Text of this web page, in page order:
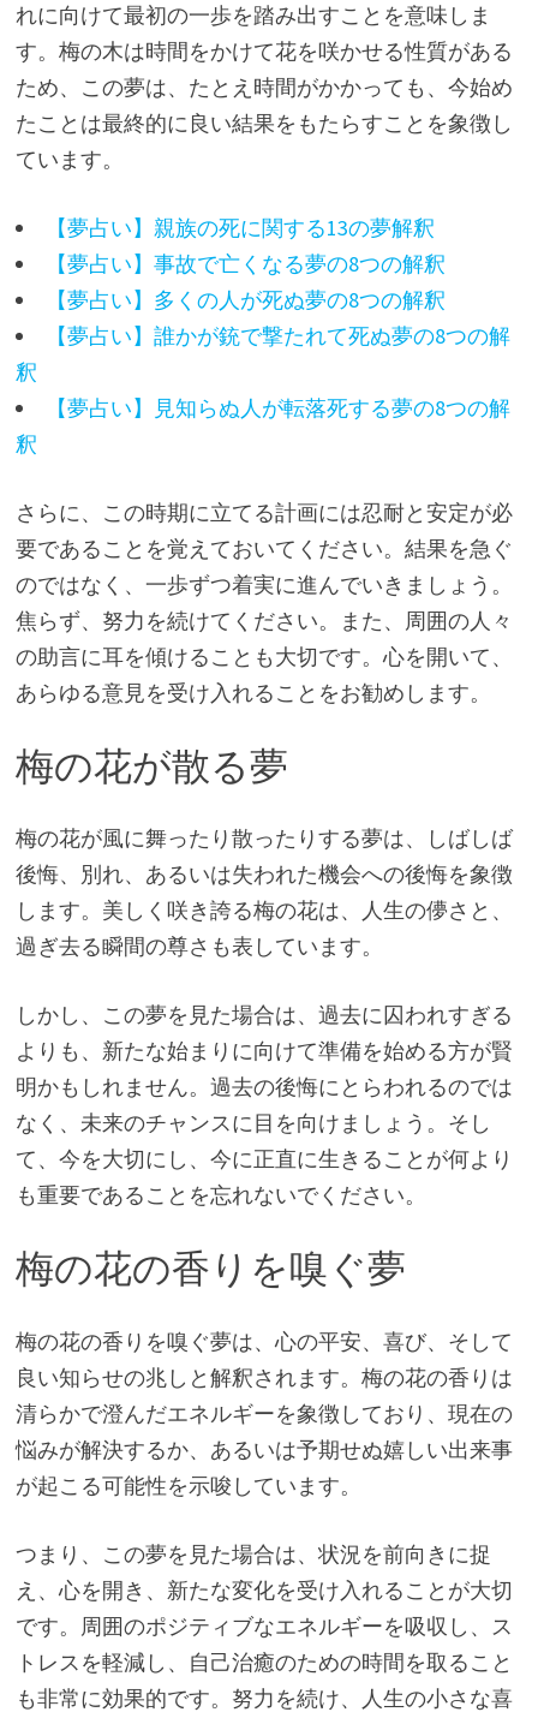
れに向けて最初の一歩を踏み出すことを意味しま
す。梅の木は時間をかけて花を咲かせる性質がある
ため、この夢は、たとえ時間がかかっても、今始め
たことは最終的に良い結果をもたらすことを象徴し
ています。
【夢占い】親族の死に関する13の夢解釈
【夢占い】事故で亡くなる夢の8つの解釈
【夢占い】多くの人が死ぬ夢の8つの解釈
【夢占い】誰かが銃で撃たれて死ぬ夢の8つの解
釈
【夢占い】見知らぬ人が転落死する夢の8つの解
釈
さらに、この時期に立てる計画には忍耐と安定が必
要であることを覚えておいてください。結果を急ぐ
のではなく、一歩ずつ着実に進んでいきましょう。
焦らず、努力を続けてください。また、周囲の人々
の助言に耳を傾けることも大切です。心を開いて、
あらゆる意見を受け入れることをお勧めします。
梅の花が散る夢
梅の花が風に舞ったり散ったりする夢は、しばしば
後悔、別れ、あるいは失われた機会への後悔を象徴
します。美しく咲き誇る梅の花は、人生の儚さと、
過ぎ去る瞬間の尊さも表しています。
しかし、この夢を見た場合は、過去に囚われすぎる
よりも、新たな始まりに向けて準備を始める方が賢
明かもしれません。過去の後悔にとらわれるのでは
なく、未来のチャンスに目を向けましょう。そし
て、今を大切にし、今に正直に生きることが何より
も重要であることを忘れないでください。
梅の花の香りを嗅ぐ夢
梅の花の香りを嗅ぐ夢は、心の平安、喜び、そして
良い知らせの兆しと解釈されます。梅の花の香りは
清らかで澄んだエネルギーを象徴しており、現在の
悩みが解決するか、あるいは予期せぬ嬉しい出来事
が起こる可能性を示唆しています。
つまり、この夢を見た場合は、状況を前向きに捉
え、心を開き、新たな変化を受け入れることが大切
です。周囲のポジティブなエネルギーを吸収し、ス
トレスを軽減し、自己治癒のための時間を取ること
も非常に効果的です。努力を続け、人生の小さな喜